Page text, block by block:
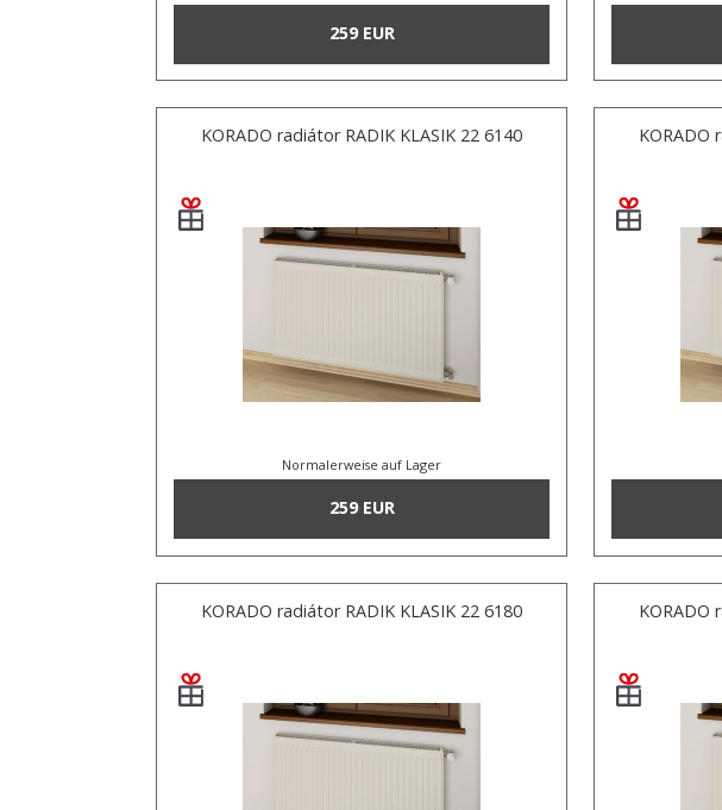
259 EUR
KORADO radiátor RADIK KLASIK 22 6140
Normalerweise auf Lager
259 EUR
KORADO
KORADO radiátor RADIK KLASIK 22 6180 KORADO